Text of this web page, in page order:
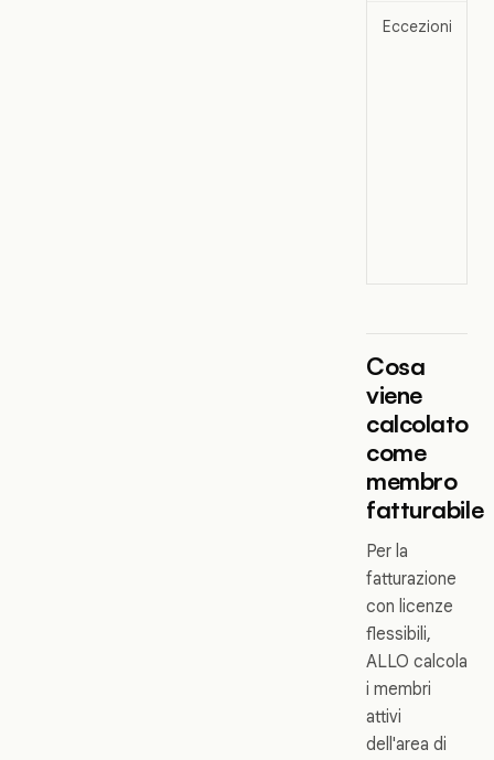
Eccezioni
Cosa
viene
calcolato
come
membro
fatturabile
Per la
fatturazione
con licenze
flessibili,
ALLO calcola
i membri
attivi
dell'area di